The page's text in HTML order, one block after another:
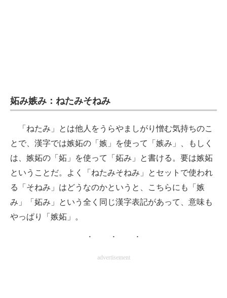
妬み嫉み：ねたみそねみ
「ねたみ」とは他人をうらやましがり憎む気持ちのこ
とで、漢字では嫉妬の「嫉」を使って「嫉み」、もしく
は、嫉妬の「妬」を使って「妬み」と書ける。要は嫉妬
ということだ。よく「ねたみそねみ」とセットで使われ
る「そねみ」はどうなのかというと、こちらにも「嫉
み」「妬み」という全く同じ漢字表記があって、意味も
やっぱり「嫉妬」。
advertisement